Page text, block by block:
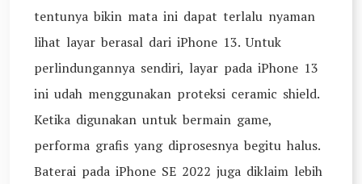
tentunya bikin mata ini dapat terlalu nyaman
lihat layar berasal dari iPhone 13. Untuk
perlindungannya sendiri, layar pada iPhone 13
ini udah menggunakan proteksi ceramic shield.
Ketika digunakan untuk bermain game,
performa grafis yang diprosesnya begitu halus.
Baterai pada iPhone SE 2022 juga diklaim lebih